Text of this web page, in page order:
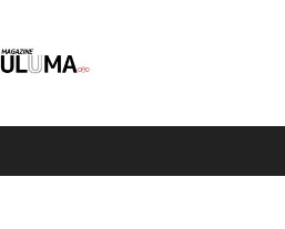
Car
Magazine